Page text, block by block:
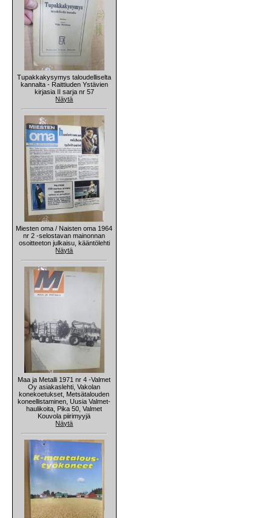
Tupakkakysymys taloudelliselta
kannalta - Raittiuden Ystävien
kirjasia II sarja nr 57
Näytä
Miesten oma / Naisten oma 1964
nr 2 -selostavan mainonnan
osoitteeton julkaisu, kääntölehti
Näytä
Maa ja Metalli 1971 nr 4 -Valmet
Oy asiakaslehti, Vakolan
konekoetukset, Metsätalouden
koneellistaminen, Uusia Valmet-
haulikoita, Pika 50, Valmet
Kouvola piirimyyjä
Näytä